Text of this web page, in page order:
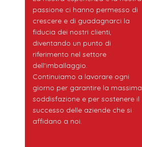
passione ci hanno permesso di
crescere e di guadagnarci la
fiducia dei nostri clienti,
diventando un punto di
riferimento nel settore
dell'imballaggio.
Continuiamo a lavorare ogni
giorno per garantire la massima
soddisfazione e per sostenere il
successo delle aziende che si
affidano a noi.